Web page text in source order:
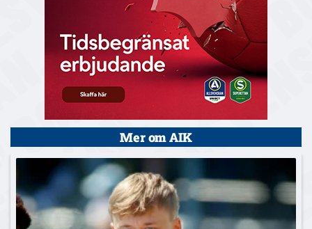
Mer om AIK